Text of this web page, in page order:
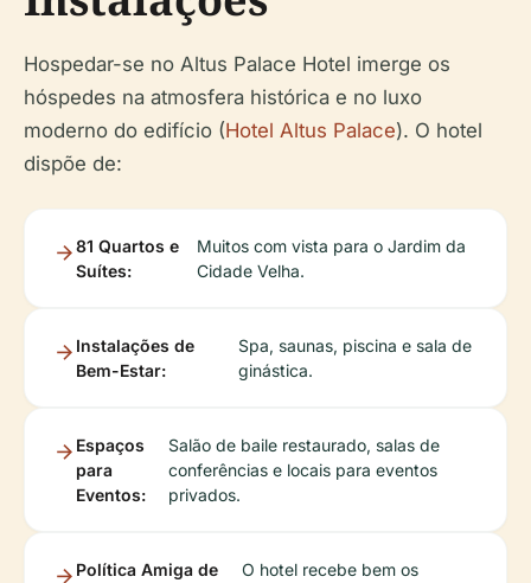
Hospedar-se no Altus Palace Hotel imerge os
hóspedes na atmosfera histórica e no luxo
moderno do edifício (Hotel Altus Palace). O hotel
dispõe de:
81 Quartos e
Suítes:
Muitos com vista para o Jardim da
Cidade Velha.
Instalações de
Bem-Estar:
Spa, saunas, piscina e sala de
ginástica.
Espaços
para
Eventos:
Salão de baile restaurado, salas de
conferências e locais para eventos
privados.
Política Amiga de
O hotel recebe bem os